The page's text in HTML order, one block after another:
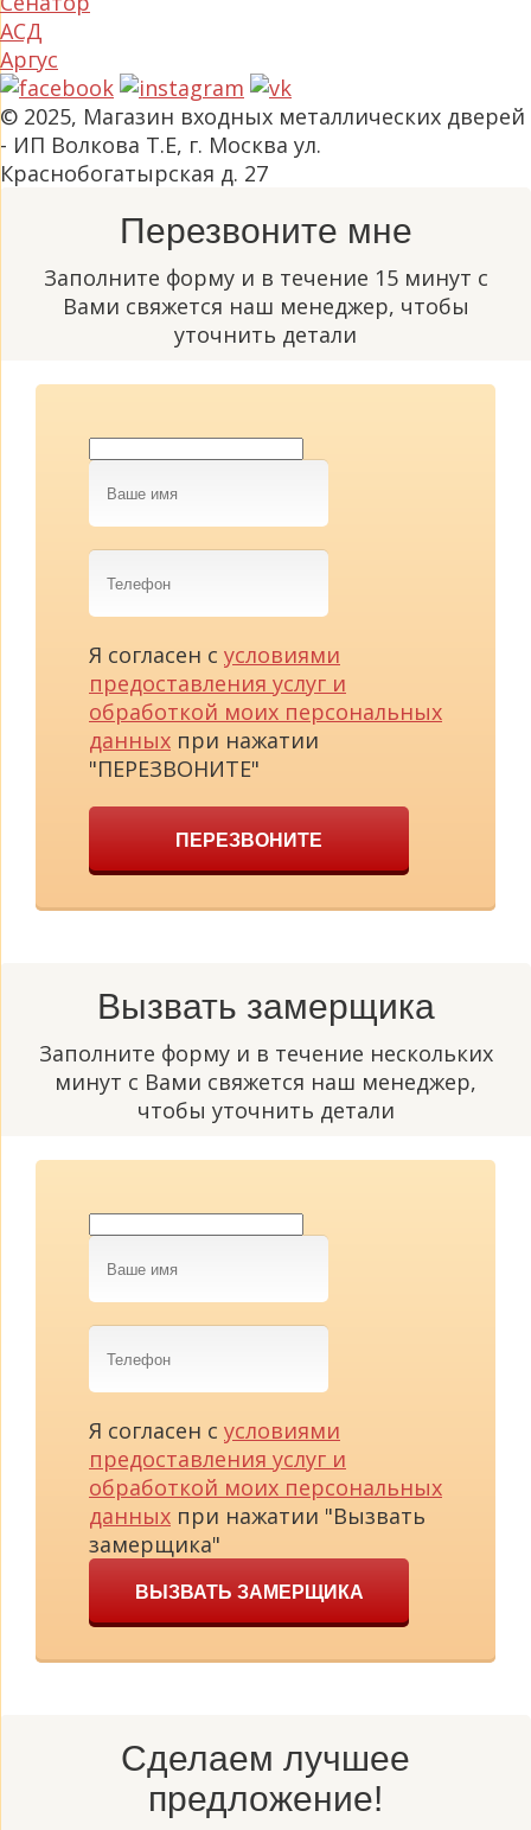
АСД
Аргус
© 2025, Магазин входных металлических дверей
- ИП Волкова Т.Е, г. Москва ул.
Краснобогатырская д. 27
Перезвоните мне
Заполните форму и в течение 15 минут с
Вами свяжется наш менеджер, чтобы
уточнить детали
Ваше
имя
Телефон
Я согласен с условиями
предоставления услуг и
обработкой моих персональных
данных при нажатии
"ПЕРЕЗВОНИТЕ"
ПЕРЕЗВОНИТЕ
Вызвать замерщика
Заполните форму и в течение нескольких
минут с Вами свяжется наш менеджер,
чтобы уточнить детали
Ваше
имя
Телефон
Я согласен с условиями
предоставления услуг и
обработкой моих персональных
данных при нажатии "Вызвать
замерщика"
ВЫЗВАТЬ ЗАМЕРЩИКА
Сделаем лучшее
предложение!